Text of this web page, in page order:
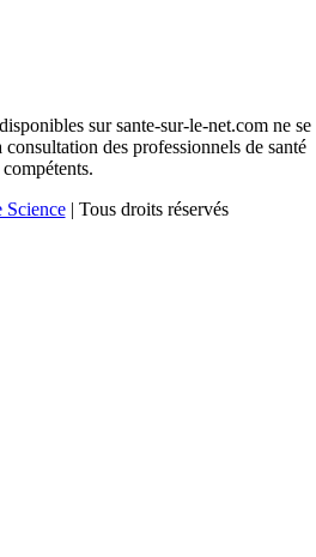
sur sante-sur-le-net.com ne se
des professionnels de santé
compétents.
| Tous droits réservés